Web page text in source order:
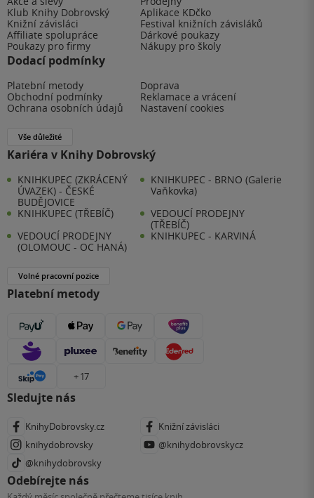
Klub Knihy Dobrovský
Aplikace KDčko
Knižní závisláci
Festival knižních závisláků
Affiliate spolupráce
Dárkové poukazy
Poukazy pro firmy
Nákupy pro školy
Dodací podmínky
Platební metody
Doprava
Obchodní podmínky
Reklamace a vrácení
Ochrana osobních údajů
Nastavení cookies
Vše důležité
Kariéra v Knihy Dobrovský
KNIHKUPEC (ZKRÁCENÝ
ÚVAZEK) - ČESKÉ
BUDĚJOVICE
KNIHKUPEC - BRNO (Galerie
Vaňkovka)
KNIHKUPEC (TŘEBÍČ)
VEDOUCÍ PRODEJNY
(TŘEBÍČ)
VEDOUCÍ PRODEJNY
(OLOMOUC - OC HANÁ)
KNIHKUPEC - KARVINÁ
Volné pracovní pozice
Platební metody
+ 17
Sledujte nás
KnihyDobrovsky.cz
Knižní závisláci
knihydobrovsky
@knihydobrovskycz
@knihydobrovsky
Odebírejte nás